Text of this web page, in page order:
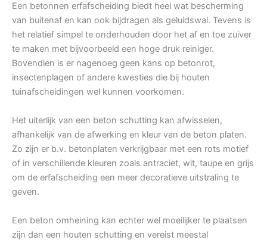
Een betonnen erfafscheiding biedt heel wat bescherming
van buitenaf en kan ook bijdragen als geluidswal. Tevens is
het relatief simpel te onderhouden door het af en toe zuiver
te maken met bijvoorbeeld een hoge druk reiniger.
Bovendien is er nagenoeg geen kans op betonrot,
insectenplagen of andere kwesties die bij houten
tuinafscheidingen wel kunnen voorkomen.
Het uiterlijk van een beton schutting kan afwisselen,
afhankelijk van de afwerking en kleur van de beton platen.
Zo zijn er b.v. betonplaten verkrijgbaar met een rots motief
of in verschillende kleuren zoals antraciet, wit, taupe en grijs
om de erfafscheiding een meer decoratieve uitstraling te
geven.
Een beton omheining kan echter wel moeilijker te plaatsen
zijn dan een houten schutting en vereist meestal